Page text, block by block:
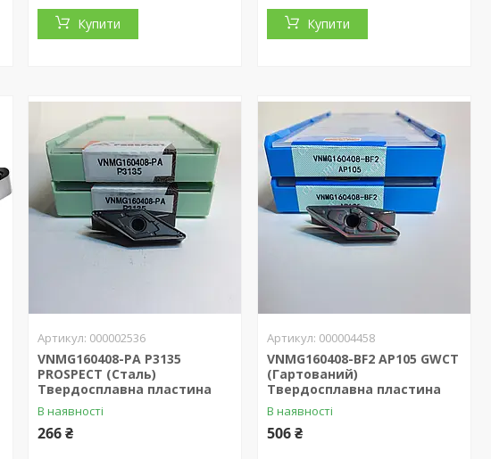
Купити Купити
000002536
VNMG160408-PA P3135
PROSPECT (Сталь)
Твердосплавна пластина
В наявності
266 ₴
000004458
VNMG160408-BF2 AP105 GWCT
(Гартований)
Твердосплавна пластина
В наявності
506 ₴